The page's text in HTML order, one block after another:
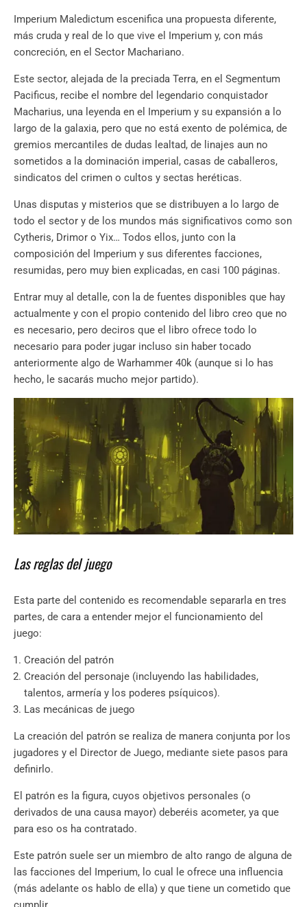
Imperium Maledictum escenifica una propuesta diferente,
más cruda y real de lo que vive el Imperium y, con más
concreción, en el Sector Machariano.
Este sector, alejada de la preciada Terra, en el Segmentum
Pacificus, recibe el nombre del legendario conquistador
Macharius, una leyenda en el Imperium y su expansión a lo
largo de la galaxia, pero que no está exento de polémica, de
gremios mercantiles de dudas lealtad, de linajes aun no
sometidos a la dominación imperial, casas de caballeros,
sindicatos del crimen o cultos y sectas heréticas.
Unas disputas y misterios que se distribuyen a lo largo de
todo el sector y de los mundos más significativos como son
Cytheris, Drimor o Yix… Todos ellos, junto con la
composición del Imperium y sus diferentes facciones,
resumidas, pero muy bien explicadas, en casi 100 páginas.
Entrar muy al detalle, con la de fuentes disponibles que hay
actualmente y con el propio contenido del libro creo que no
es necesario, pero deciros que el libro ofrece todo lo
necesario para poder jugar incluso sin haber tocado
anteriormente algo de Warhammer 40k (aunque si lo has
hecho, le sacarás mucho mejor partido).
Las reglas del juego
Esta parte del contenido es recomendable separarla en tres
partes, de cara a entender mejor el funcionamiento del
juego:
Creación del patrón
Creación del personaje (incluyendo las habilidades,
talentos, armería y los poderes psíquicos).
Las mecánicas de juego
La creación del patrón se realiza de manera conjunta por los
jugadores y el Director de Juego, mediante siete pasos para
definirlo.
El patrón es la figura, cuyos objetivos personales (o
derivados de una causa mayor) deberéis acometer, ya que
para eso os ha contratado.
Este patrón suele ser un miembro de alto rango de alguna de
las facciones del Imperium, lo cual le ofrece una influencia
(más adelante os hablo de ella) y que tiene un cometido que